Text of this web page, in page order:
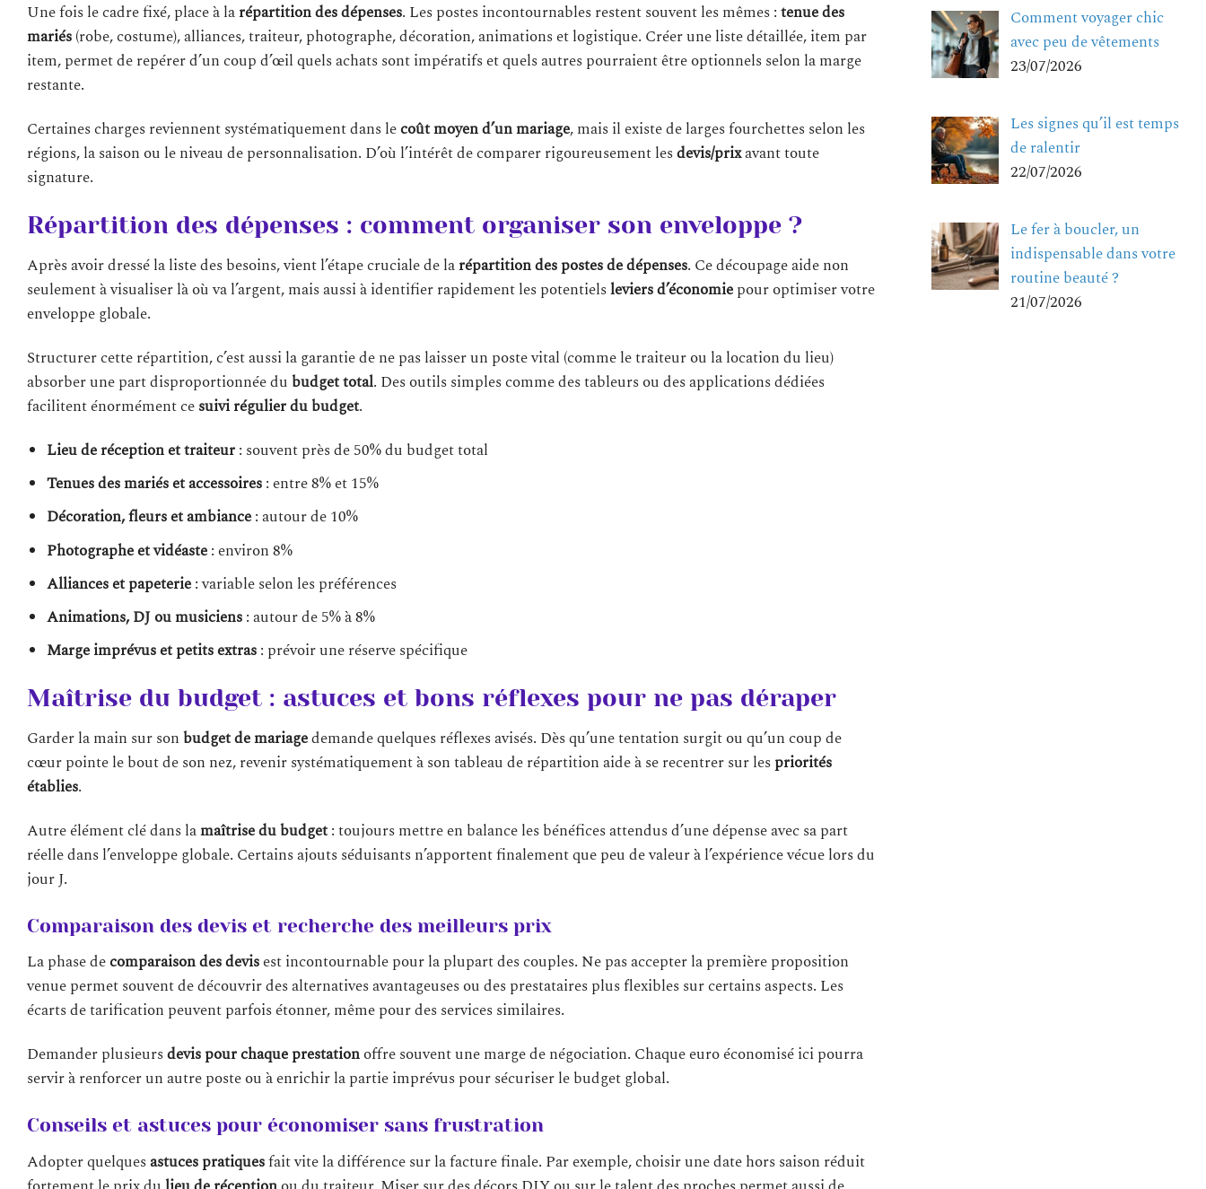
Une fois le cadre fixé, place à larépartition des dépenses. Les postes incontournables restent souvent les mêmes :tenue des
mariés(robe, costume), alliances, traiteur, photographe, décoration, animations et logistique. Créer une liste détaillée, item par
item, permet de repérer d’un coup d’œil quels achats sont impératifs et quels autres pourraient être optionnels selon la marge
restante.
Certaines charges reviennent systématiquement dans lecoût moyen d’un mariage, mais il existe de larges fourchettes selon les
régions, la saison ou le niveau de personnalisation. D’où l’intérêt de comparer rigoureusement lesdevis/prixavant toute
signature.
Répartition des dépenses : comment organiser son enveloppe ?
Après avoir dressé la liste des besoins, vient l’étape cruciale de larépartition des postes de dépenses. Ce découpage aide non
seulement à visualiser là où va l’argent, mais aussi à identifier rapidement les potentielsleviers d’économiepour optimiser votre
enveloppe globale.
Structurer cette répartition, c’est aussi la garantie de ne pas laisser un poste vital (comme le traiteur ou la location du lieu)
absorber une part disproportionnée dubudget total. Des outils simples comme des tableurs ou des applications dédiées
facilitent énormément cesuivi régulier du budget.
Lieu de réception et traiteur: souvent près de 50% du budget total
Tenues des mariés et accessoires: entre 8% et 15%
Décoration, fleurs et ambiance: autour de 10%
Photographe et vidéaste: environ 8%
Alliances et papeterie: variable selon les préférences
Animations, DJ ou musiciens: autour de 5% à 8%
Marge imprévus et petits extras: prévoir une réserve spécifique
Maîtrise du budget : astuces et bons réflexes pour ne pas déraper
Garder la main sur sonbudget de mariagedemande quelques réflexes avisés. Dès qu’une tentation surgit ou qu’un coup de
cœur pointe le bout de son nez, revenir systématiquement à son tableau de répartition aide à se recentrer sur lespriorités
établies.
Autre élément clé dans lamaîtrise du budget: toujours mettre en balance les bénéfices attendus d’une dépense avec sa part
réelle dans l’enveloppe globale. Certains ajouts séduisants n’apportent finalement que peu de valeur à l’expérience vécue lors du
jour J.
Comparaison des devis et recherche des meilleurs prix
La phase decomparaison des devisest incontournable pour la plupart des couples. Ne pas accepter la première proposition
venue permet souvent de découvrir des alternatives avantageuses ou des prestataires plus flexibles sur certains aspects. Les
écarts de tarification peuvent parfois étonner, même pour des services similaires.
Demander plusieursdevis pour chaque prestationoffre souvent une marge de négociation. Chaque euro économisé ici pourra
servir à renforcer un autre poste ou à enrichir la partie imprévus pour sécuriser le budget global.
Conseils et astuces pour économiser sans frustration
Adopter quelquesastuces pratiquesfait vite la différence sur la facture finale. Par exemple, choisir une date hors saison réduit
Comment voyager chic
avec peu de vêtements
23/07/2026
Les signes qu’il est temps
de ralentir
22/07/2026
Le fer à boucler, un
indispensable dans votre
routine beauté ?
21/07/2026